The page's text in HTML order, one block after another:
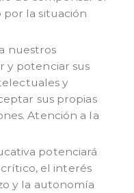
la situación
nuestros
y potenciar sus
y
sus propias
Atención a la
potenciará
el interés
y la autonomía